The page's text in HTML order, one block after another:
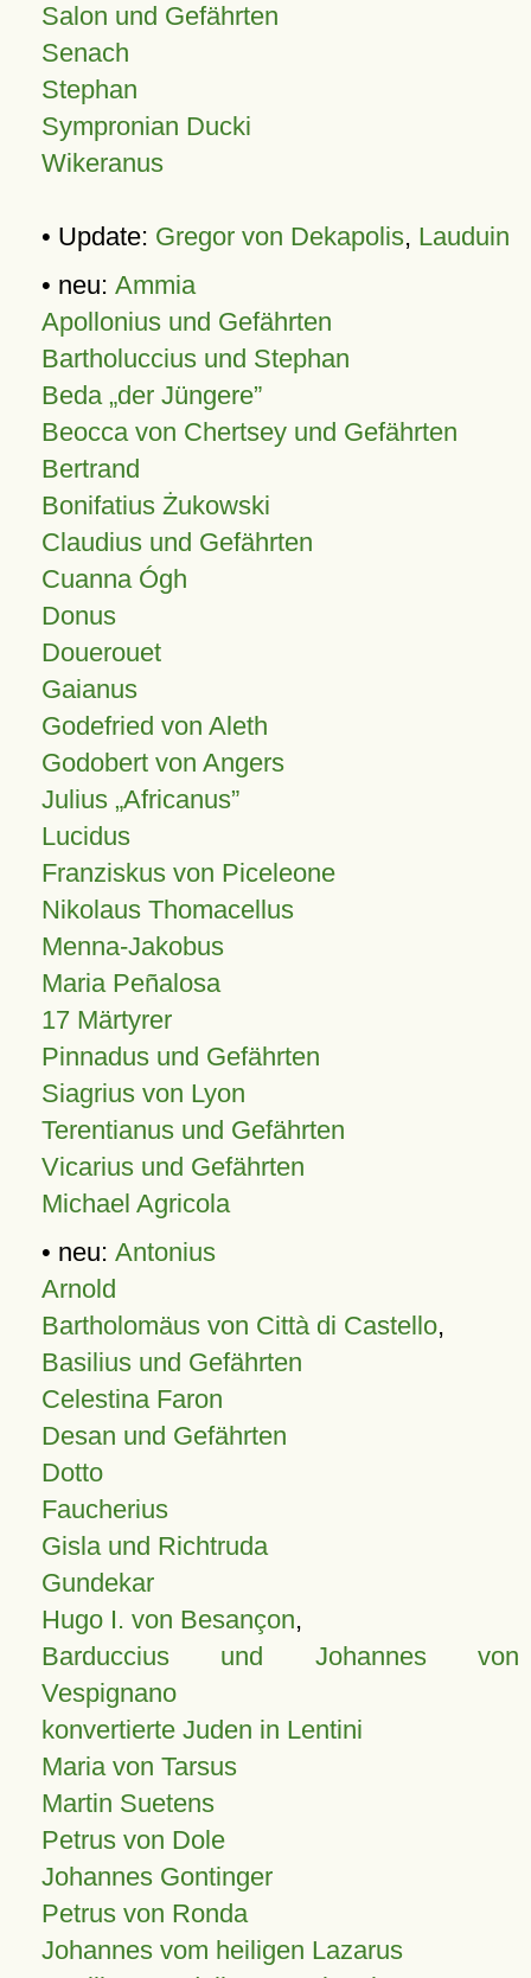
Salon und Gefährten
Senach
Stephan
Sympronian Ducki
Wikeranus
• Update: Gregor von Dekapolis, Lauduin
• neu: Ammia
Apollonius und Gefährten
Bartholuccius und Stephan
Beda „der Jüngere”
Beocca von Chertsey und Gefährten
Bertrand
Bonifatius Żukowski
Claudius und Gefährten
Cuanna Ógh
Donus
Douerouet
Gaianus
Godefried von Aleth
Godobert von Angers
Julius Africanus
Lucidus
Franziskus von Piceleone
Nikolaus Thomacellus
Menna-Jakobus
Maria Peñalosa
17 Märtyrer
Pinnadus und Gefährten
Siagrius von Lyon
Terentianus und Gefährten
Vicarius und Gefährten
Michael Agricola
• neu: Antonius
Arnold
Bartholomäus von Città di Castello,
Basilius und Gefährten
Celestina Faron
Desan und Gefährten
Dotto
Faucherius
Gisla und Richtruda
Gundekar
Hugo I. von Besançon,
Barduccius und Johannes von
Vespignano
konvertierte Juden in Lentini
Maria von Tarsus
Martin Suetens
Petrus von Dole
Johannes Gontinger
Petrus von Ronda
Johannes vom heiligen Lazarus